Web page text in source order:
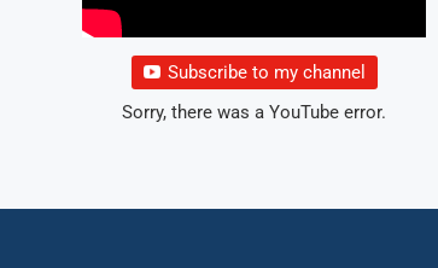
Subscribe to my channel
Sorry, there was a YouTube error.